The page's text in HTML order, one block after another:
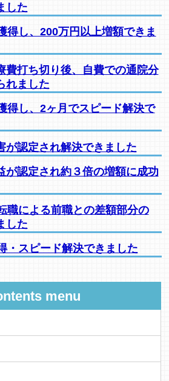
した
得し、200万円以上増額できま
費打ち切り後、自費での通院分
れました
得し、2ヶ月でスピード解決で
が認定され解決できました
が認定され約３倍の増額に成功
職による前職との差額部分の
した
・スピード解決できました
menu